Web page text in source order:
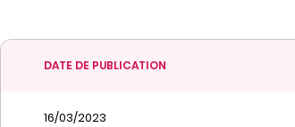
DATE DE PUBLICATION
16/03/2023